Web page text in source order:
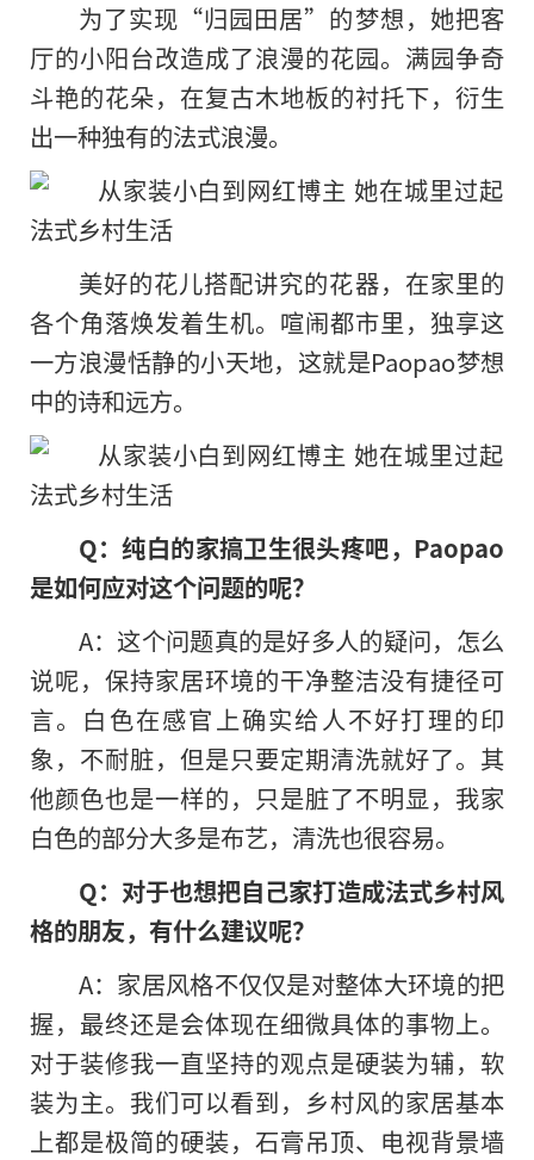
为了实现“归园田居”的梦想，她把客
厅的小阳台改造成了浪漫的花园。满园争奇
斗艳的花朵，在复古木地板的衬托下，衍生
出一种独有的法式浪漫。
美好的花儿搭配讲究的花器，在家里的
各个角落焕发着生机。喧闹都市里，独享这
一方浪漫恬静的小天地，这就是Paopao梦想
中的诗和远方。
Q：纯白的家搞卫生很头疼吧，Paopao
是如何应对这个问题的呢？
A：这个问题真的是好多人的疑问，怎么
说呢，保持家居环境的干净整洁没有捷径可
言。白色在感官上确实给人不好打理的印
象，不耐脏，但是只要定期清洗就好了。其
他颜色也是一样的，只是脏了不明显，我家
白色的部分大多是布艺，清洗也很容易。
Q：对于也想把自己家打造成法式乡村风
格的朋友，有什么建议呢？
A：家居风格不仅仅是对整体大环境的把
握，最终还是会体现在细微具体的事物上。
对于装修我一直坚持的观点是硬装为辅，软
装为主。我们可以看到，乡村风的家居基本
上都是极简的硬装，石膏吊顶、电视背景墙